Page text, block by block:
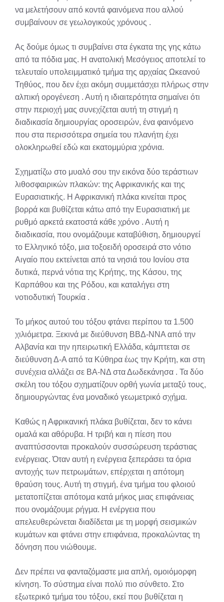
να μελετήσουν από κοντά φαινόμενα που αλλού
συμβαίνουν σε γεωλογικούς χρόνους .
Ας δούμε όμως τι συμβαίνει στα έγκατα της γης κάτω
από τα πόδια μας. Η ανατολική Μεσόγειος αποτελεί το
τελευταίο υπολειμματικό τμήμα της αρχαίας Ωκεανού
Τηθύος, που δεν έχει ακόμη συμμετάσχει πλήρως στην
αλπική ορογένεση . Αυτή η ιδιαιτερότητα σημαίνει ότι
στην περιοχή μας συνεχίζεται αυτή τη στιγμή η
διαδικασία δημιουργίας οροσειρών, ένα φαινόμενο
που στα περισσότερα σημεία του πλανήτη έχει
ολοκληρωθεί εδώ και εκατομμύρια χρόνια.
Σχηματίζω στο μυαλό σου την εικόνα δύο τεράστιων
λιθοσφαιρικών πλακών: της Αφρικανικής και της
Ευρασιατικής. Η Αφρικανική πλάκα κινείται προς
βορρά και βυθίζεται κάτω από την Ευρασιατική με
ρυθμό αρκετά εκατοστά κάθε χρόνο . Αυτή η
διαδικασία, που ονομάζουμε καταβύθιση, δημιουργεί
το Ελληνικό τόξο, μια τοξοειδή οροσειρά στο νότιο
Αιγαίο που εκτείνεται από τα νησιά του Ιονίου στα
δυτικά, περνά νότια της Κρήτης, της Κάσου, της
Καρπάθου και της Ρόδου, και καταλήγει στη
νοτιοδυτική Τουρκία .
Το μήκος αυτού του τόξου φτάνει περίπου τα 1.500
χιλιόμετρα. Ξεκινά με διεύθυνση ΒΒΔ-ΝΝΑ από την
Αλβανία και την ηπειρωτική Ελλάδα, κάμπτεται σε
διεύθυνση Δ-Α από τα Κύθηρα έως την Κρήτη, και στη
συνέχεια αλλάζει σε ΒΑ-ΝΔ στα Δωδεκάνησα . Τα δύο
σκέλη του τόξου σχηματίζουν ορθή γωνία μεταξύ τους,
δημιουργώντας ένα μοναδικό γεωμετρικό σχήμα.
Καθώς η Αφρικανική πλάκα βυθίζεται, δεν το κάνει
ομαλά και αθόρυβα. Η τριβή και η πίεση που
αναπτύσσονται προκαλούν συσσώρευση τεράστιας
ενέργειας. Όταν αυτή η ενέργεια ξεπεράσει τα όρια
αντοχής των πετρωμάτων, επέρχεται η απότομη
θραύση τους. Αυτή τη στιγμή, ένα τμήμα του φλοιού
μετατοπίζεται απότομα κατά μήκος μιας επιφάνειας
που ονομάζουμε ρήγμα. Η ενέργεια που
απελευθερώνεται διαδίδεται με τη μορφή σεισμικών
κυμάτων και φτάνει στην επιφάνεια, προκαλώντας τη
δόνηση που νιώθουμε.
Δεν πρέπει να φανταζόμαστε μια απλή, ομοιόμορφη
κίνηση. Το σύστημα είναι πολύ πιο σύνθετο. Στο
εξωτερικό τμήμα του τόξου, εκεί που βυθίζεται η